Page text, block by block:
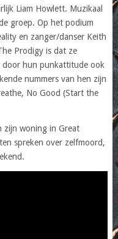
Liam Howlett. Muzikaal
groep. Op het podium
en zanger/danser Keith
Prodigy is dat ze
door hun punkattitude ook
nummers van hen zijn
No Good (Start the
zijn woning in Great
spreken over zelfmoord,